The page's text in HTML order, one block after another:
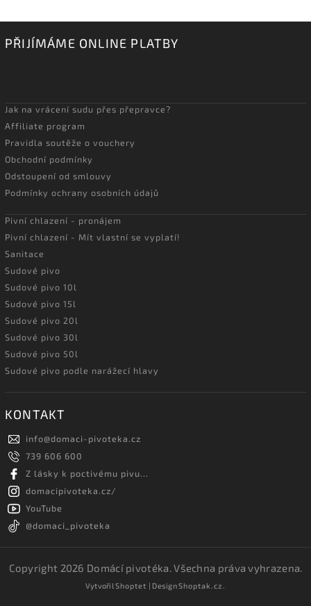
PŘIJÍMÁME ONLINE PLATBY
Jak na vrácení sudu přes přepravce?
Affiliate program
Pravidla soutěže o vouchery
Obchodní podmínky
Odstoupení od smlouvy
Podmínky ochrany osobních údajů
Pivní chlazení - pronájem
Pivní chlazení - Mít vlastní se vyplatí!
Sanitace
Sudové pivo
Sudové pivo 10l
Sudové pivo 15l
Sudové pivo 20l
Sudové pivo 30l
Sudové pivo 50l
Sudové pivo podle narážecí hlavy
KONTAKT
info@domaci-pivoteka.cz
739 606 600
Z lásky k poctivému pivu...
domacipivoteka.cz/
YouTube
@domaci_pivoteka
Copyright 2026 Domácí pivotéka. Všechna práva vyhrazena.
VytvořilShoptet | DesignShoptak.cz.